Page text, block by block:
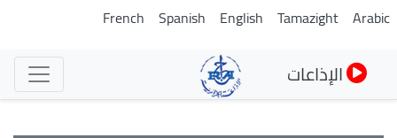
تجاوز
المحتوى
الرئيسي
Tamazight
English
Spanish
French
الإذاعات